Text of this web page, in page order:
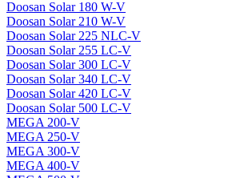
Doosan Solar 180 W-V
Doosan Solar 210 W-V
Doosan Solar 225 NLC-V
Doosan Solar 255 LC-V
Doosan Solar 300 LC-V
Doosan Solar 340 LC-V
Doosan Solar 420 LC-V
Doosan Solar 500 LC-V
MEGA 200-V
MEGA 250-V
MEGA 300-V
MEGA 400-V